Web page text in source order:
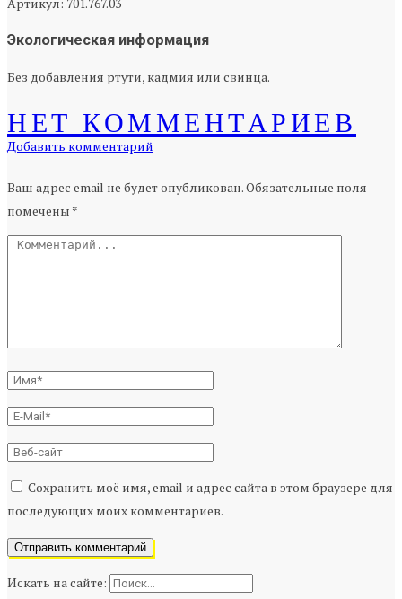
Экологическая информация
Без добавления ртути, кадмия или свинца.
НЕТ КОММЕНТАРИЕВ
Добавить комментарий
Ваш адрес email не будет опубликован.Обязательные поля
помечены *
Сохранить моё имя, email и адрес сайта в этом браузере для
последующих моих комментариев.
Искать на сайте: